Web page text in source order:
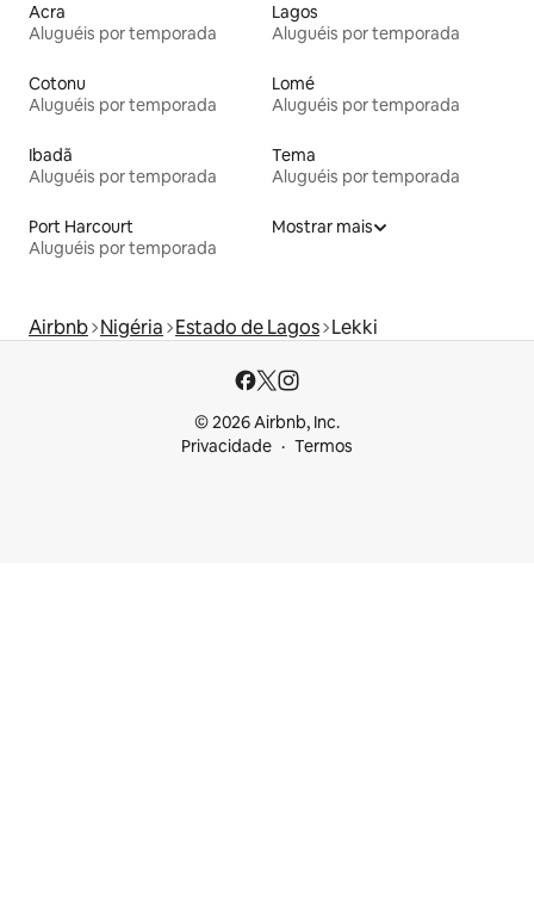
Acra
Aluguéis por temporada
Lagos
Aluguéis por temporada
Cotonu
Aluguéis por temporada
Lomé
Aluguéis por temporada
Ibadã
Aluguéis por temporada
Tema
Aluguéis por temporada
Port Harcourt
Aluguéis por temporada
Mostrar mais
Airbnb Nigéria Estado de Lagos Lekki
© 2026 Airbnb, Inc.
Privacidade
Termos